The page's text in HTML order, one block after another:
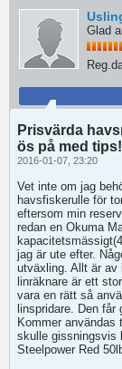
Glad
Prisvärda
ös på med tips!
2016-01-07, 23:20
Vet inte om jag
havsfiskerulle för
eftersom min
redan en Okuma
jag är ute efter.
utväxling. Allt är av
linräknare är ett
vara en rätt så
linspridare. Den
Kommer
skulle gissningsvis
Steelpower Red